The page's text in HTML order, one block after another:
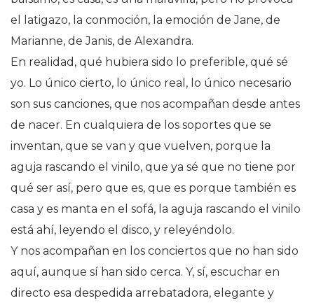
el latigazo, la conmoción, la emoción de Jane, de
Marianne, de Janis, de Alexandra.
En realidad, qué hubiera sido lo preferible, qué sé
yo. Lo único cierto, lo único real, lo único necesario
son sus canciones, que nos acompañan desde antes
de nacer. En cualquiera de los soportes que se
inventan, que se van y que vuelven, porque la
aguja rascando el vinilo, que ya sé que no tiene por
qué ser así, pero que es, que es porque también es
casa y es manta en el sofá, la aguja rascando el vinilo
está ahí, leyendo el disco, y releyéndolo.
Y nos acompañan en los conciertos que no han sido
aquí, aunque sí han sido cerca. Y, sí, escuchar en
directo esa despedida arrebatadora, elegante y